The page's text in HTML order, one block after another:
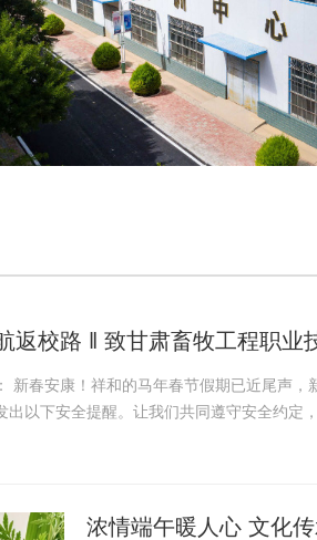
返校路 ‖ 致甘肃畜牧工程职业
新春安康！祥和的马年春节假期已近尾声
出以下安全提醒。让我们共同遵守安全约
存、不燃放烟花爆竹，...
浓情端午暖人心 文化